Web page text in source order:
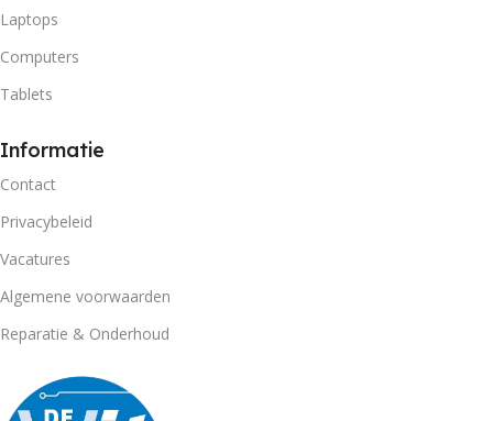
Laptops
Computers
Tablets
Informatie
Contact
Privacybeleid
Vacatures
Algemene voorwaarden
Reparatie & Onderhoud